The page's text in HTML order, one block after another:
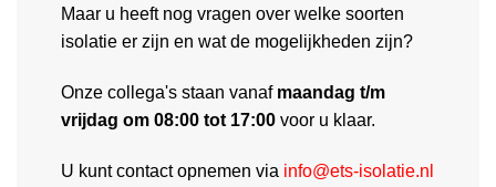
Maar u heeft nog vragen over welke soorten
isolatie er zijn en wat de mogelijkheden zijn?
Onze collega's staan vanaf maandag t/m
vrijdag om 08:00 tot 17:00 voor u klaar.
U kunt contact opnemen via info@ets-isolatie.nl